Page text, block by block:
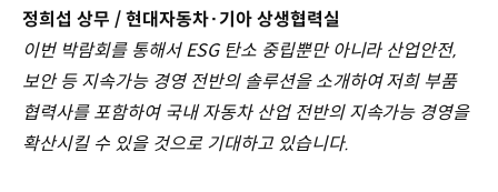
정희섭 상무 / 현대자동차·기아 상생협력실
이번 박람회를 통해서 ESG 탄소 중립뿐만 아니라 산업안전,
보안 등 지속가능 경영 전반의 솔루션을 소개하여 저희 부품
협력사를 포함하여 국내 자동차 산업 전반의 지속가능 경영을
확산시킬 수 있을 것으로 기대하고 있습니다.